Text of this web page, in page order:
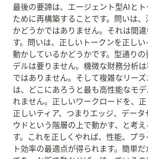
最後の要諦は、エージェント型AIと
ために再構築することです。問いは
かどうかではありません。それは間
す。問いは、正しいトークンを正し
動かしているかどうかです。型通り
デルは要りません。機微な財務分析
ではありません。そして複雑なリー
は、どこにあろうと最も高性能なモ
れません。正しいワークロードを、正
正しいティア、つまりエッジ、デー
ウドという階層の上で動かす、と考
す。これを正しくやれば、性能、プ
ト効率の最適点が得られます。簡単